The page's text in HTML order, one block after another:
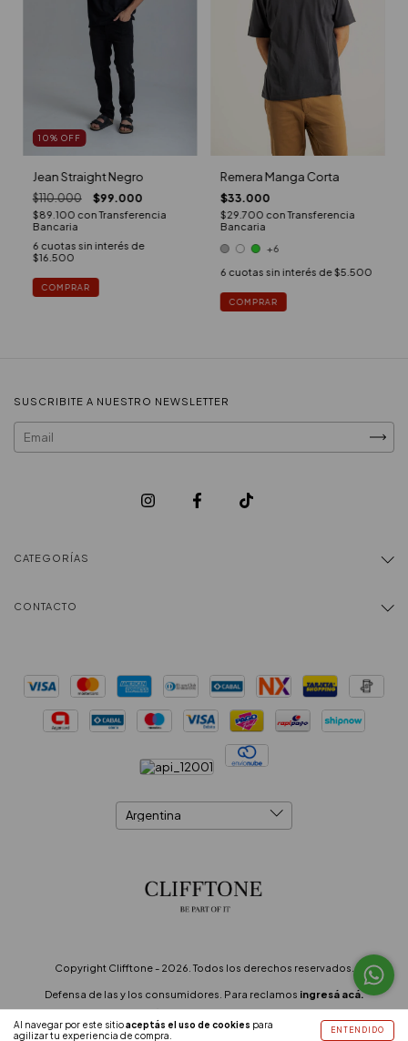
Al navegar por este sitioaceptás el uso de cookies para
agilizar tu experiencia de compra.
ENTENDIDO
10% OFF
Jean Straight Negro
$110.000 $99.000
$89.100 con Transferencia
Bancaria
6 cuotas sin interés de
$16.500
COMPRAR
Remera Manga Corta
$33.000
$29.700 conTransferencia
Bancaria
+6
6 cuotas sin interés de$5.500
COMPRAR
SUSCRIBITE A NUESTRO NEWSLETTER
CATEGORÍAS
CONTACTO
Copyright Clifftone - 2026. Todos los derechos reservados.
Defensa de las y los consumidores. Para reclamos ingresá acá.
Botón de arrepentimiento